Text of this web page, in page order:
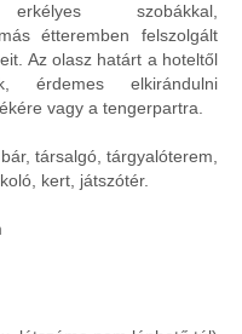
szobákkal,
étteremben felszolgált
Az olasz határt a hoteltől
érdemes elkirándulni
vagy a tengerpartra.
társalgó, tárgyalóterem,
kert, játszótér.